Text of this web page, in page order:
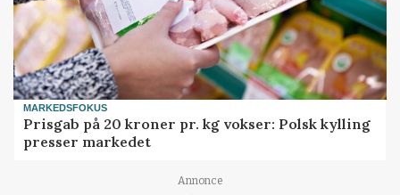
MARKEDSFOKUS
Prisgab på 20 kroner pr. kg vokser: Polsk kylling
presser markedet
Annonce